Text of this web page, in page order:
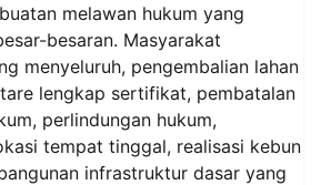
melawan hukum yang
besaran. Masyarakat
menyeluruh, pengembalian lahan
lengkap sertifikat, pembatalan
perlindungan hukum,
tempat tinggal, realisasi kebun
infrastruktur dasar yang